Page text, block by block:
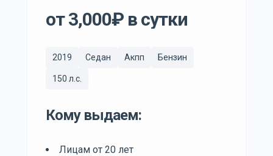
от 3,000₽ в сутки
2019 Седан Акпп Бензин
150 л.с.
Кому выдаем:
Лицам от 20 лет